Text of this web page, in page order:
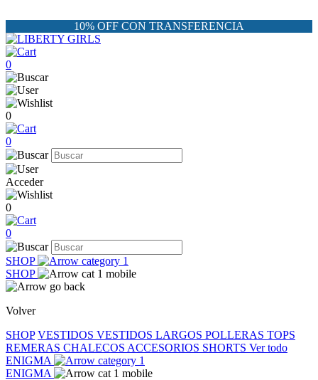
10% OFF CON TRANSFERENCIA
0
0
0
Acceder
0
0
SHOP
SHOP
Volver
SHOP VESTIDOS VESTIDOS LARGOS POLLERAS TOPS
REMERAS CHALECOS ACCESORIOS SHORTS Ver todo
ENIGMA
ENIGMA